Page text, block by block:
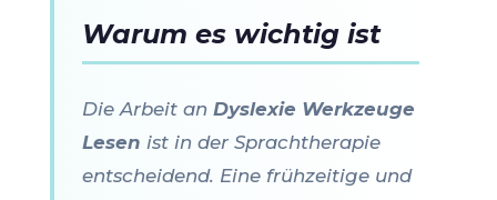
Warum es wichtig ist
Die Arbeit an Dyslexie Werkzeuge
Lesen ist in der Sprachtherapie
entscheidend. Eine frühzeitige und